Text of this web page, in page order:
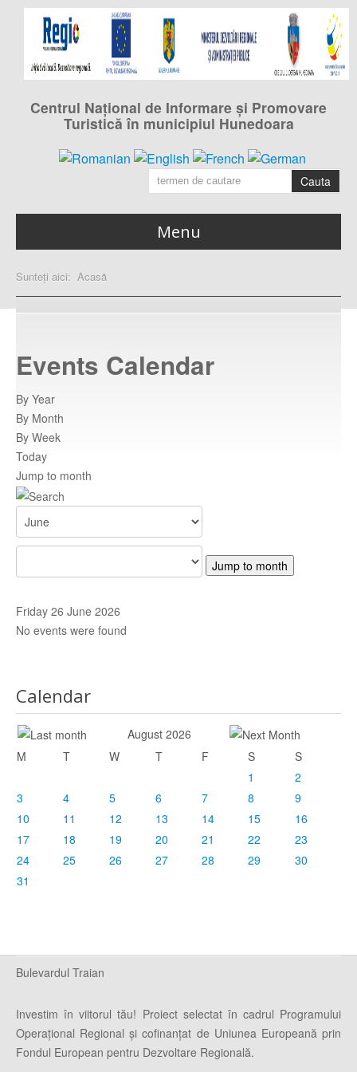
Centrul Naţional de Informare şi Promovare
Turistică în municipiul Hunedoara
Cauta
Menu
Acasa
pagina principală
Atracții turistice
istoricul orasului
Informatii
informatii utile
Rent a car
inchiriaza o masina
Centre de promovare
retea nationala de informare
HARTA C.N.I.P.T
trimiteti un mesaj
Sunteți aici: Acasă
Events Calendar
By Year
By Month
By Week
Today
Jump to month
Jump to month
Friday 26 June 2026
No events were found
Calendar
August 2026
M
T W T F S
S
1
2
3
4 5 6 7 8
9
10
11 12 13 14 15
16
17
18 19 20 21 22
23
24
25 26 27 28 29
30
31
Bulevardul Traian
Investim în viitorul tău! Proiect selectat în cadrul Programului
Operaţional Regional şi cofinanţat de Uniunea Europeană prin
Fondul European pentru Dezvoltare Regională.